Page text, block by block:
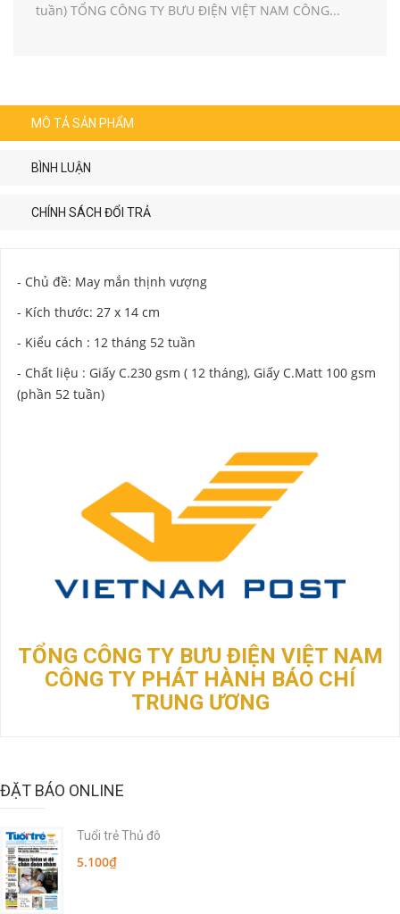
tuần) TỔNG CÔNG TY BƯU ĐIỆN VIỆT NAM CÔNG...
MÔ TẢ SẢN PHẨM
BÌNH LUẬN
CHÍNH SÁCH ĐỔI TRẢ
- Chủ đề: May mắn thịnh vượng
- Kích thước: 27 x 14 cm
- Kiểu cách : 12 tháng 52 tuần
- Chất liệu : Giấy C.230 gsm ( 12 tháng), Giấy C.Matt 100 gsm
(phần 52 tuần)
TỔNG CÔNG TY BƯU ĐIỆN VIỆT NAM
CÔNG TY PHÁT HÀNH BÁO CHÍ
TRUNG ƯƠNG
ĐẶT BÁO ONLINE
Tuổi trẻ Thủ đô
5.100₫